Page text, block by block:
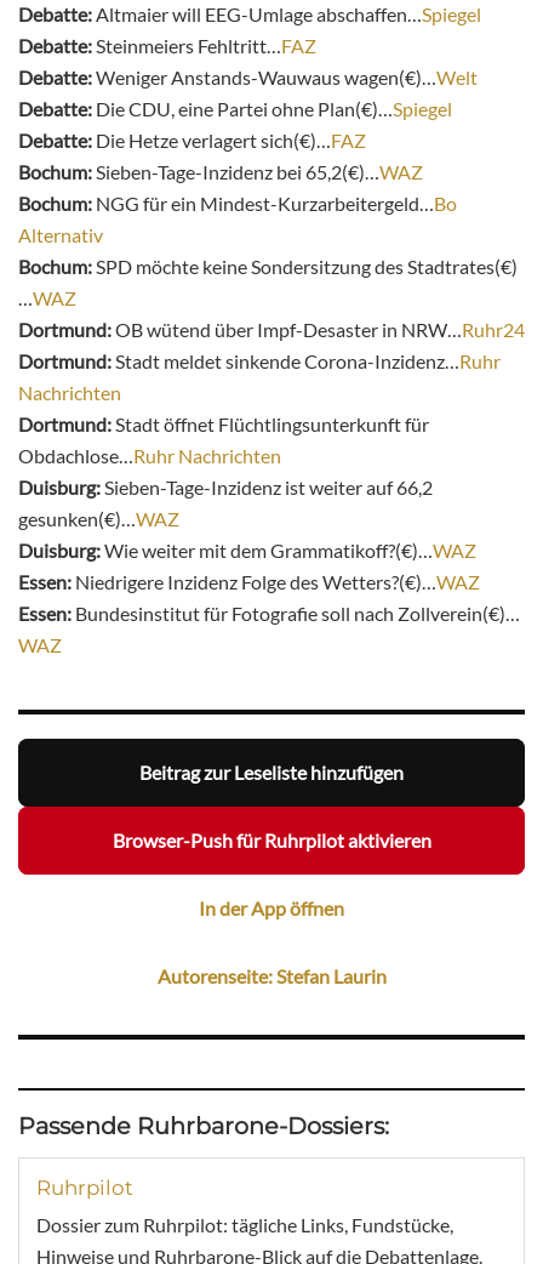
Debatte:Altmaier will EEG-Umlage abschaffen…Spiegel
Debatte:Steinmeiers Fehltritt…FAZ
Debatte:Weniger Anstands-Wauwaus wagen(€)…Welt
Debatte: Die CDU, eine Partei ohne Plan(€)…Spiegel
Debatte: Die Hetze verlagert sich(€)…FAZ
Bochum:Sieben-Tage-Inzidenz bei 65,2(€)…WAZ
Bochum: NGG für ein Mindest-Kurzarbeitergeld…Bo
Alternativ
Bochum:SPD möchte keine Sondersitzung des Stadtrates(€)
…WAZ
Dortmund:OB wütend über Impf-Desaster in NRW…Ruhr24
Dortmund:Stadt meldet sinkende Corona-Inzidenz…Ruhr
Nachrichten
Dortmund:Stadt öffnet Flüchtlingsunterkunft für
Obdachlose…Ruhr Nachrichten
Duisburg:Sieben-Tage-Inzidenz ist weiter auf 66,2
gesunken(€)…WAZ
Duisburg:Wie weiter mit dem Grammatikoff?(€)…WAZ
Essen: Niedrigere Inzidenz Folge des Wetters?(€)…WAZ
Essen: Bundesinstitut für Fotografie soll nach Zollverein(€)…
WAZ
Beitrag zur Leseliste hinzufügen
Browser-Push für Ruhrpilot aktivieren
In der App öffnen
Autorenseite: Stefan Laurin
Passende Ruhrbarone-Dossiers:
Ruhrpilot
Dossier zum Ruhrpilot: tägliche Links, Fundstücke,
Hinweise und Ruhrbarone-Blick auf die Debattenlage.